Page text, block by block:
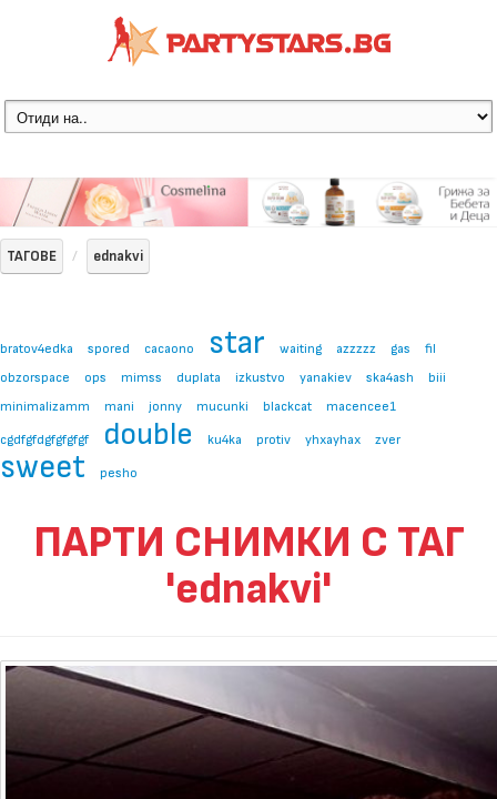
ТАГОВЕ ednakvi
bratov4edka spored cacaono star waiting azzzzz gas
fil
obzorspace
ops mimss duplata izkustvo yanakiev ska4ash
biii
minimalizamm
mani jonny mucunki blackcat
macencee1
cgdfgfdgfgfgfgf
double ku4ka protiv yhxayhax zver
sweet pesho
ПАРТИ СНИМКИ С ТАГ
'ednakvi'